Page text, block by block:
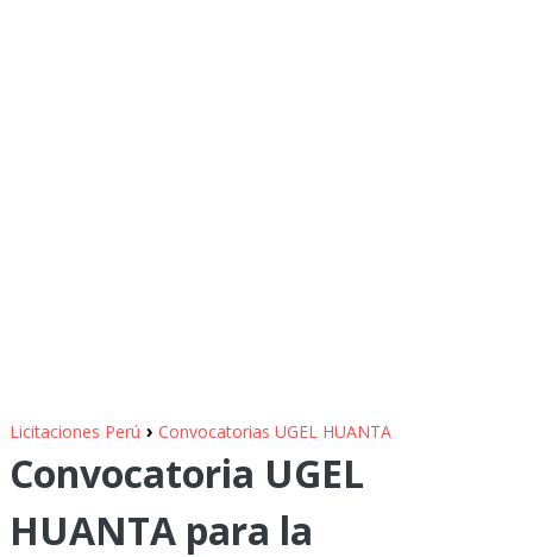
Licitaciones Perú › Convocatorias UGEL HUANTA
Convocatoria UGEL
HUANTA para la